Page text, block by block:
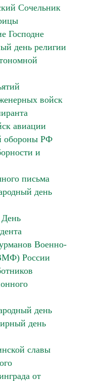
Сочельник
Господне
день религии
войск
авиации
обороны РФ
и
письма
день
День
Военно-
России
день
день
славы
от